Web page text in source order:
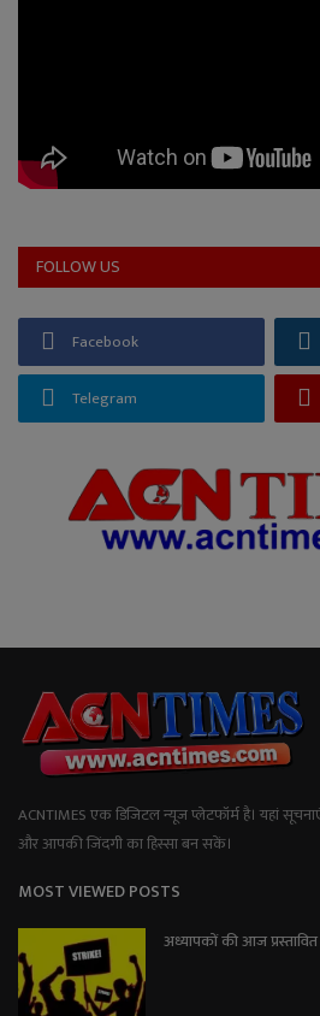
FOLLOW US
Facebook
Telegram
ACNTIMES एक डिजिटल न्यूज प्लेटफॉर्म है। यहां
और आपकी जिंदगी का हिस्सा बन सकें।
MOST VIEWED POSTS
अध्यापकों की आज